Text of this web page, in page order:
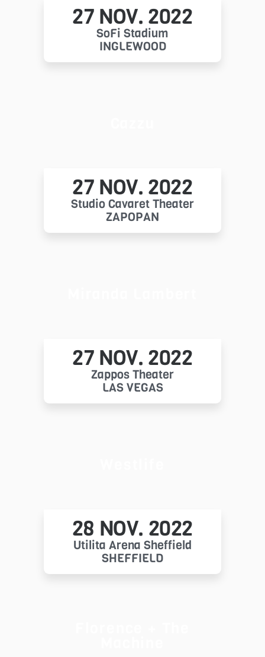
27 NOV. 2022
SoFi Stadium
INGLEWOOD
27 NOV. 2022
Studio Cavaret Theater
ZAPOPAN
27 NOV. 2022
Zappos Theater
LAS VEGAS
28 NOV. 2022
Utilita Arena Sheffield
SHEFFIELD